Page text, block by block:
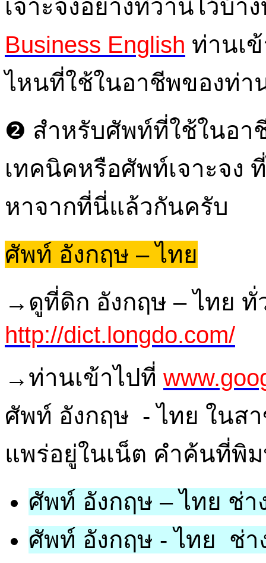
เจาะจงอย่างที่ว่านี้ไว้บ้
Business English ท่านเ
ไหนที่ใช้ในอาชีพของท่า
❷ สำหรับศัพท์ที่ใช้ในอา
เทคนิคหรือศัพท์เจาะจง
หาจากที่นี่แล้วกันครับ
ศัพท์ อังกฤษ – ไทย
→ดูที่ดิก อังกฤษ – ไทย
http://dict.longdo.com/
→ท่านเข้าไปที่
ศัพท์ อังกฤษ - ไทย ในส
แพร่อยู่ในเน็ต คำค้นที่พิ
ศัพท์ อังกฤษ – ไทย ช่า
ศัพท์ อังกฤษ - ไทย ช่า